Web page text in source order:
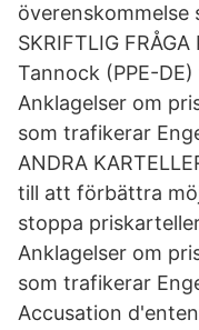
SKRIFTLIG
Tannock (PPE-
Anklagelser om
som trafikerar
ANDRA
till att förbättra
stoppa
Anklagelser om
som trafikerar
Accusation